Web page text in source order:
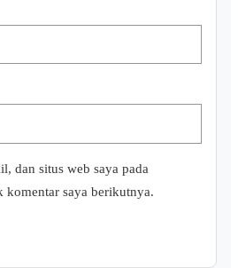
dan situs web saya pada
komentar saya berikutnya.